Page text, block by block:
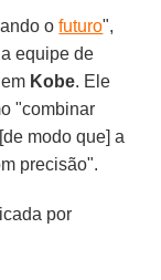
ofuturo",
equipe de
em Kobe. Ele
"combinar
modo que] a
precisão".
por